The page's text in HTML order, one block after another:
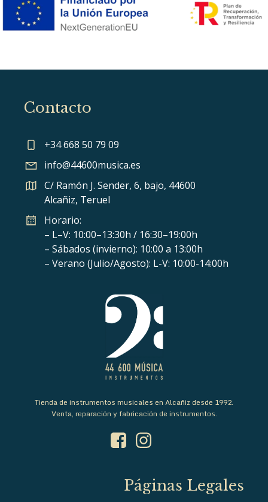
Contacto
+34 668 50 79 09
info@44600musica.es
C/ Ramón J. Sender, 6, bajo, 44600
Alcañiz, Teruel
Horario:
– L–V: 10:00–13:30h / 16:30–19:00h
– Sábados (invierno): 10:00 a 13:00h
– Verano (Julio/Agosto): L-V: 10:00-14:00h
Tienda de instrumentos musicales en Alcañiz desde 1992.
Venta, reparación y fabricación de instrumentos.
Páginas Legales